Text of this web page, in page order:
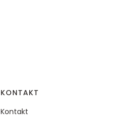
KONTAKT
Kontakt